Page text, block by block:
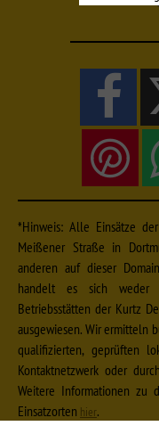
*Hinweis: Alle Einsätze
Meißener Straße in
anderen auf dieser
handelt es sich weder
Betriebsstätten der Kurtz
ausgewiesen. Wir ermitteln
qualifizierten, geprüften
Kontaktnetzwerk oder
Weitere Informationen zu
Einsatzorten hier.